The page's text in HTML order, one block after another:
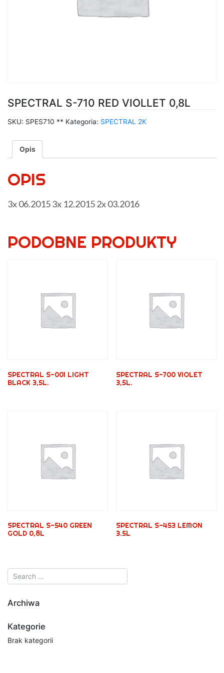
SPECTRAL S-710 RED VIOLLET 0,8L
SKU: SPES710 ** Kategoria: SPECTRAL 2K
Opis
OPIS
3x 06.2015 3x 12.2015 2x 03.2016
PODOBNE PRODUKTY
SPECTRAL S-001 LIGHT
BLACK 3,5L.
SPECTRAL S-700 VIOLET
3,5L.
SPECTRAL S-540 GREEN
GOLD 0,8L
SPECTRAL S-453 LEMON
3.5L
Archiwa
Kategorie
Brak kategorii